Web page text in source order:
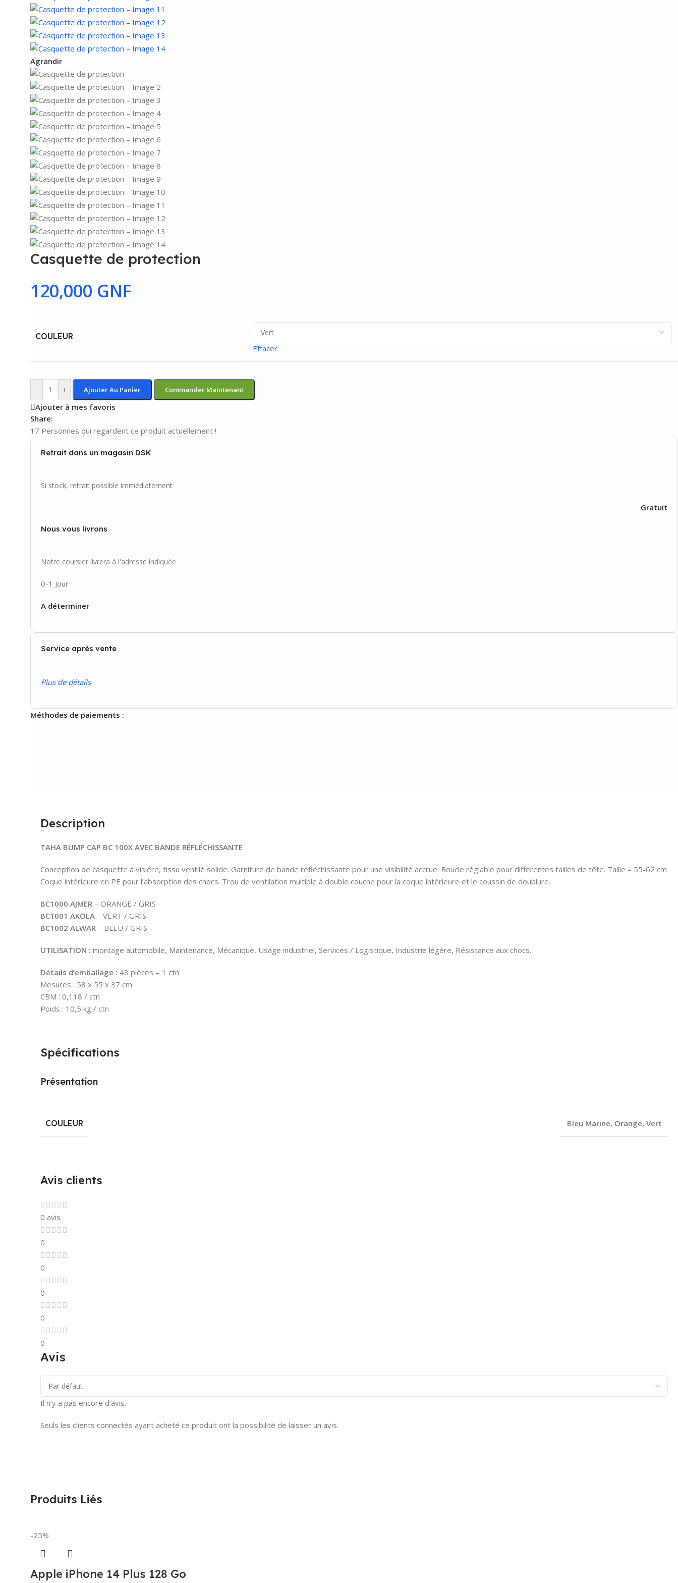
Agrandir
Casquette de protection
120,000 GNF
COULEUR
Effacer
- + Ajouter Au Panier Commander Maintenant
Ajouter à mes favoris
Share:
17 Personnes qui regardent ce produit actuellement !
Retrait dans un magasin DSK
Si stock, retrait possible immédiatement
Gratuit
Nous vous livrons
Notre coursier livrera à l'adresse indiquée
0-1 Jour
A déterminer
Service après vente
Plus de détails
Méthodes de paiements :
Description
TAHA BUMP CAP BC 100X AVEC BANDE RÉFLÉCHISSANTE
Conception de casquette à visière, tissu ventilé solide. Garniture de bande réfléchissante pour une visibilité accrue. Boucle réglable pour différentes tailles de tête. Taille – 55-62 cm
Coque intérieure en PE pour l’absorption des chocs. Trou de ventilation multiple à double couche pour la coque intérieure et le coussin de doublure.
BC1000 AJMER – ORANGE / GRIS
BC1001 AKOLA – VERT / GRIS
BC1002 ALWAR – BLEU / GRIS
UTILISATION : montage automobile, Maintenance, Mécanique, Usage industriel, Services / Logistique, Industrie légère, Résistance aux chocs.
Détails d’emballage : 48 pièces = 1 ctn
Mesures : 58 x 55 x 37 cm
CBM : 0,118 / ctn
Poids : 10,5 kg / ctn
Spécifications
Présentation
COULEUR Bleu Marine, Orange, Vert
Avis clients
0 avis
0
0
0
0
0
Avis
Il n’y a pas encore d’avis.
Seuls les clients connectés ayant acheté ce produit ont la possibilité de laisser un avis.
Produits Liés
-25%
Apple iPhone 14 Plus 128 Go